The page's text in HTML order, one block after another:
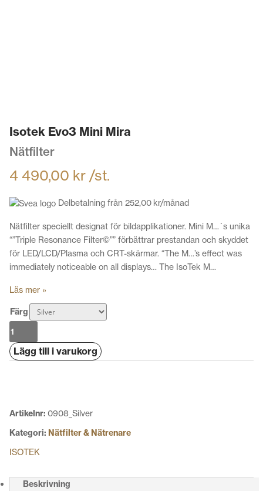
Isotek Evo3 Mini Mira
Nätfilter
4 490,00 kr /st.
Delbetalning från 252,00 kr/månad
Nätfilter speciellt designat för bildapplikationer. Mini M…´s unika
“”Triple Resonance Filter©”” förbättrar prestandan och skyddet
för LED/LCD/Plasma och CRT-skärmar. “The M…’s effect was
immediately noticeable on all displays… The IsoTek M…
Läs mer »
Färg
Isotek
Evo3
Mini
Lägg till i varukorg
Artikelnr: 0908_Silver
Kategori: Nätfilter & Nätrenare
ISOTEK
Beskrivning